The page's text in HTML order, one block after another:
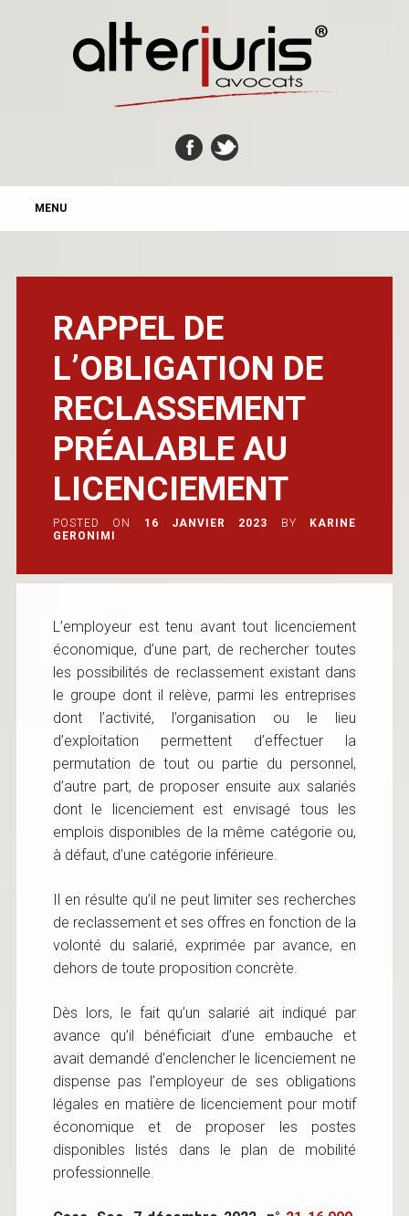
MAIN MENU
MENU
RAPPEL DE
L’OBLIGATION DE
RECLASSEMENT
PRÉALABLE AU
LICENCIEMENT
POSTED ON 16 JANVIER 2023 BY
KARINE
GERONIMI
L’employeur est tenu avant tout licenciement
économique, d’une part, de rechercher toutes
les possibilités de reclassement existant dans
le groupe dont il relève, parmi les entreprises
dont l’activité, l’organisation ou le lieu
d’exploitation permettent d’effectuer la
permutation de tout ou partie du personnel,
d’autre part, de proposer ensuite aux salariés
dont le licenciement est envisagé tous les
emplois disponibles de la même catégorie ou,
à défaut, d’une catégorie inférieure.
Il en résulte qu’il ne peut limiter ses recherches
de reclassement et ses offres en fonction de la
volonté du salarié, exprimée par avance, en
dehors de toute proposition concrète.
Dès lors, le fait qu’un salarié ait indiqué par
avance qu’il bénéficiait d’une embauche et
avait demandé d’enclencher le licenciement ne
dispense pas l’employeur de ses obligations
légales en matière de licenciement pour motif
économique et de proposer les postes
disponibles listés dans le plan de mobilité
professionnelle.